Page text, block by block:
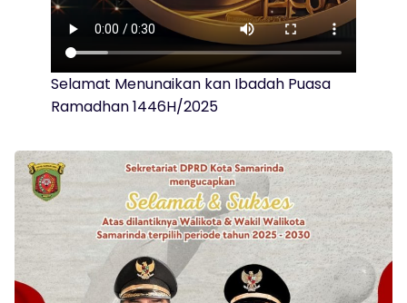
Selamat Menunaikan kan Ibadah Puasa
Ramadhan 1446H/2025